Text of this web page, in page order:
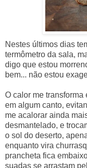
Nestes últimos dias
termômetro da sala,
digo que estou
bem... não estou
O calor me
em algum canto,
me acalorar ainda
desmantelado, e
o sol do deserto,
enquanto vira
prancheta fica
suadas se arrastam